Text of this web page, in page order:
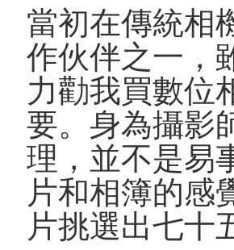
當初在傳統相
作伙伴之一，
力勸我買數位
要。身為攝影
理，並不是易
片和相簿的感
片挑選出七十